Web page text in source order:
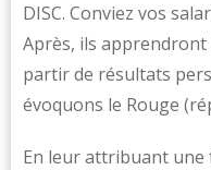
DISC. Conviez vos
Après, ils
partir de résultats
évoquons le Rouge
En leur attribuant